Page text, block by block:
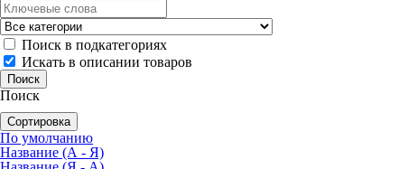
Поиск в подкатегориях
Искать в описании товаров
Поиск
Сортировка
По умолчанию
Название (А - Я)